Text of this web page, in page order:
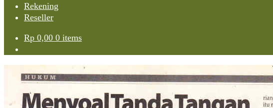
Rekening
Reseller
Rp 0,00 0 items